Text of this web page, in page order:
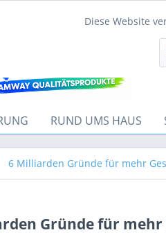
RUND UMS HAUS
6 Milliarden Gründe für mehr
Gründe für
Diese Website